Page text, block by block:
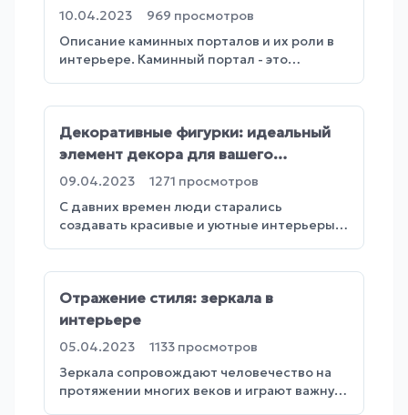
производства
10.04.2023 969 просмотров
Описание каминных порталов и их роли в
интерьере. Каминный портал - это
Декоративные фигурки: идеальный
элемент декора для вашего
интерьера
09.04.2023 1271 просмотров
С давних времен люди старались
создавать красивые и уютные интерьеры в
Отражение стиля: зеркала в
интерьере
05.04.2023 1133 просмотров
Зеркала сопровождают человечество на
протяжении многих веков и играют важную